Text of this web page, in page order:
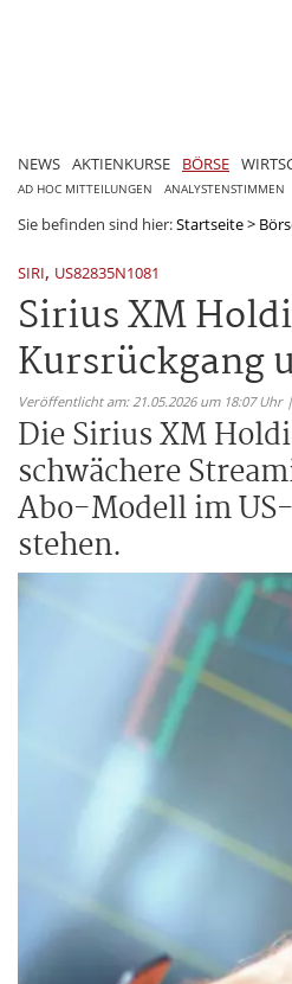
NEWS AKTIENKURSE BÖRSE
AD HOC MITTEILUNGEN ANALYSTENSTIMMEN
Sie befinden sind hier:Startseite>
SIRI, US82835N1081
Sirius XM
Kursrückgang
Veröffentlicht am: 21.05.2026 um 18:07
Die Sirius XM
schwächere
Abo-Modell im
stehen.